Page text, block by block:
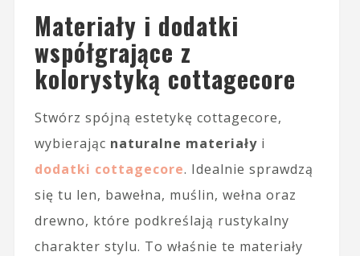
Materiały i dodatki
współgrające z
kolorystyką cottagecore
Stwórz spójną estetykę cottagecore,
wybierając naturalne materiałyi
dodatki cottagecore. Idealnie sprawdzą
się tu len, bawełna, muślin, wełna oraz
drewno, które podkreślają rustykalny
charakter stylu. To właśnie te materiały